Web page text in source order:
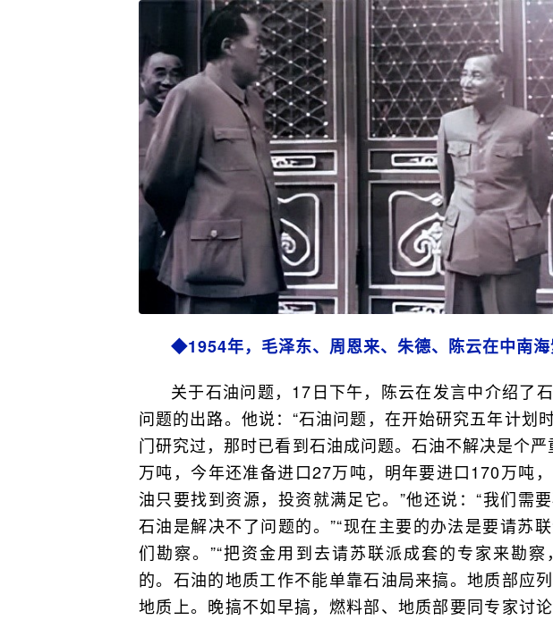
◆1954年，毛泽东、周恩来、朱德、陈云在中南海
关于石油问题，17日下午，陈云在发言中介绍了
问题的出路。他说：“石油问题，在开始研究五年计划
门研究过，那时已看到石油成问题。石油不解决是个
万吨，今年还准备进口27万吨，明年要进口170万吨
油只要找到资源，投资就满足它。”他还说：“我们需
石油是解决不了问题的。”“现在主要的办法是要请苏
们勘察。”“把资金用到去请苏联派成套的专家来勘
的。石油的地质工作不能单靠石油局来搞。地质部应
地质上。晚搞不如早搞，燃料部、地质部要同专家讨